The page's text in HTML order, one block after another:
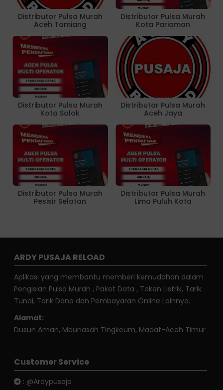
Distributor Pulsa Murah
Aceh Tamiang
Distributor Pulsa Murah
Kota Pariaman
Distributor Pulsa Murah
Kota Solok
Distributor Pulsa Murah
Aceh Jaya
Distributor Pulsa Murah
Pesisir Selatan
Distributor Pulsa Murah
Lima Puluh Kota
ARDY PUSAJA RELOAD
Aplikasi yang membantu memberi kemudahan dalam
Pengisian Pulsa Murah , Paket Data , Token Listrik, Tarik
Tunai, Tarik Dana dan Pembayaran Online Lainnya.
Alamat:
Dusun Aman, Meunasah Tingkeum, Madat-Aceh Timur
Customer Service
: @Ardypusaja